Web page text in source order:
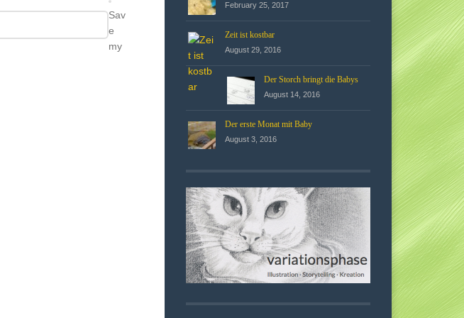
Sav
e
my
February 25, 2017
Zeit ist kostbar
August 29, 2016
Der Storch bringt die Babys
August 14, 2016
Der erste Monat mit Baby
August 3, 2016